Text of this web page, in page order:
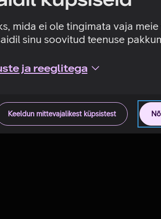
mida ei ole tingimata vaja
sinu soovitud teenuse
ja reeglitega
Keeldun mittevajalikest küpsistest